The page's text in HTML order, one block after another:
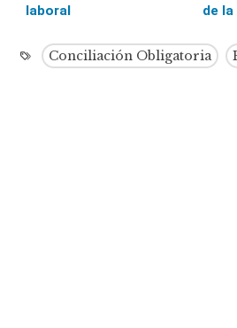
laboral de la
Conciliación Obligatoria